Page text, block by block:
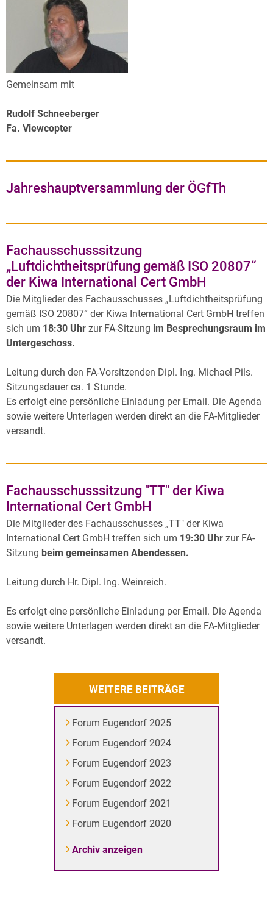
Gemeinsam mit
Rudolf Schneeberger
Fa. Viewcopter
Jahreshauptversammlung der ÖGfTh
Fachausschusssitzung
„Luftdichtheitsprüfung gemäß ISO 20807“
der Kiwa International Cert GmbH
Die Mitglieder des Fachausschusses „Luftdichtheitsprüfung
gemäß ISO 20807“ der Kiwa International Cert GmbH treffen
sich um 18:30 Uhr zur FA-Sitzung im Besprechungsraum im
Untergeschoss.
Leitung durch den FA-Vorsitzenden Dipl. Ing. Michael Pils.
Sitzungsdauer ca. 1 Stunde.
Es erfolgt eine persönliche Einladung per Email. Die Agenda
sowie weitere Unterlagen werden direkt an die FA-Mitglieder
versandt.
Fachausschusssitzung "TT" der Kiwa
International Cert GmbH
Die Mitglieder des Fachausschusses „TT" der Kiwa
International Cert GmbH treffen sich um 19:30 Uhr zur FA-
Sitzung beim gemeinsamen Abendessen.
Leitung durch Hr. Dipl. Ing. Weinreich.
Es erfolgt eine persönliche Einladung per Email. Die Agenda
sowie weitere Unterlagen werden direkt an die FA-Mitglieder
versandt.
WEITERE BEITRÄGE
Forum Eugendorf 2025
Forum Eugendorf 2024
Forum Eugendorf 2023
Forum Eugendorf 2022
Forum Eugendorf 2021
Forum Eugendorf 2020
Archiv anzeigen